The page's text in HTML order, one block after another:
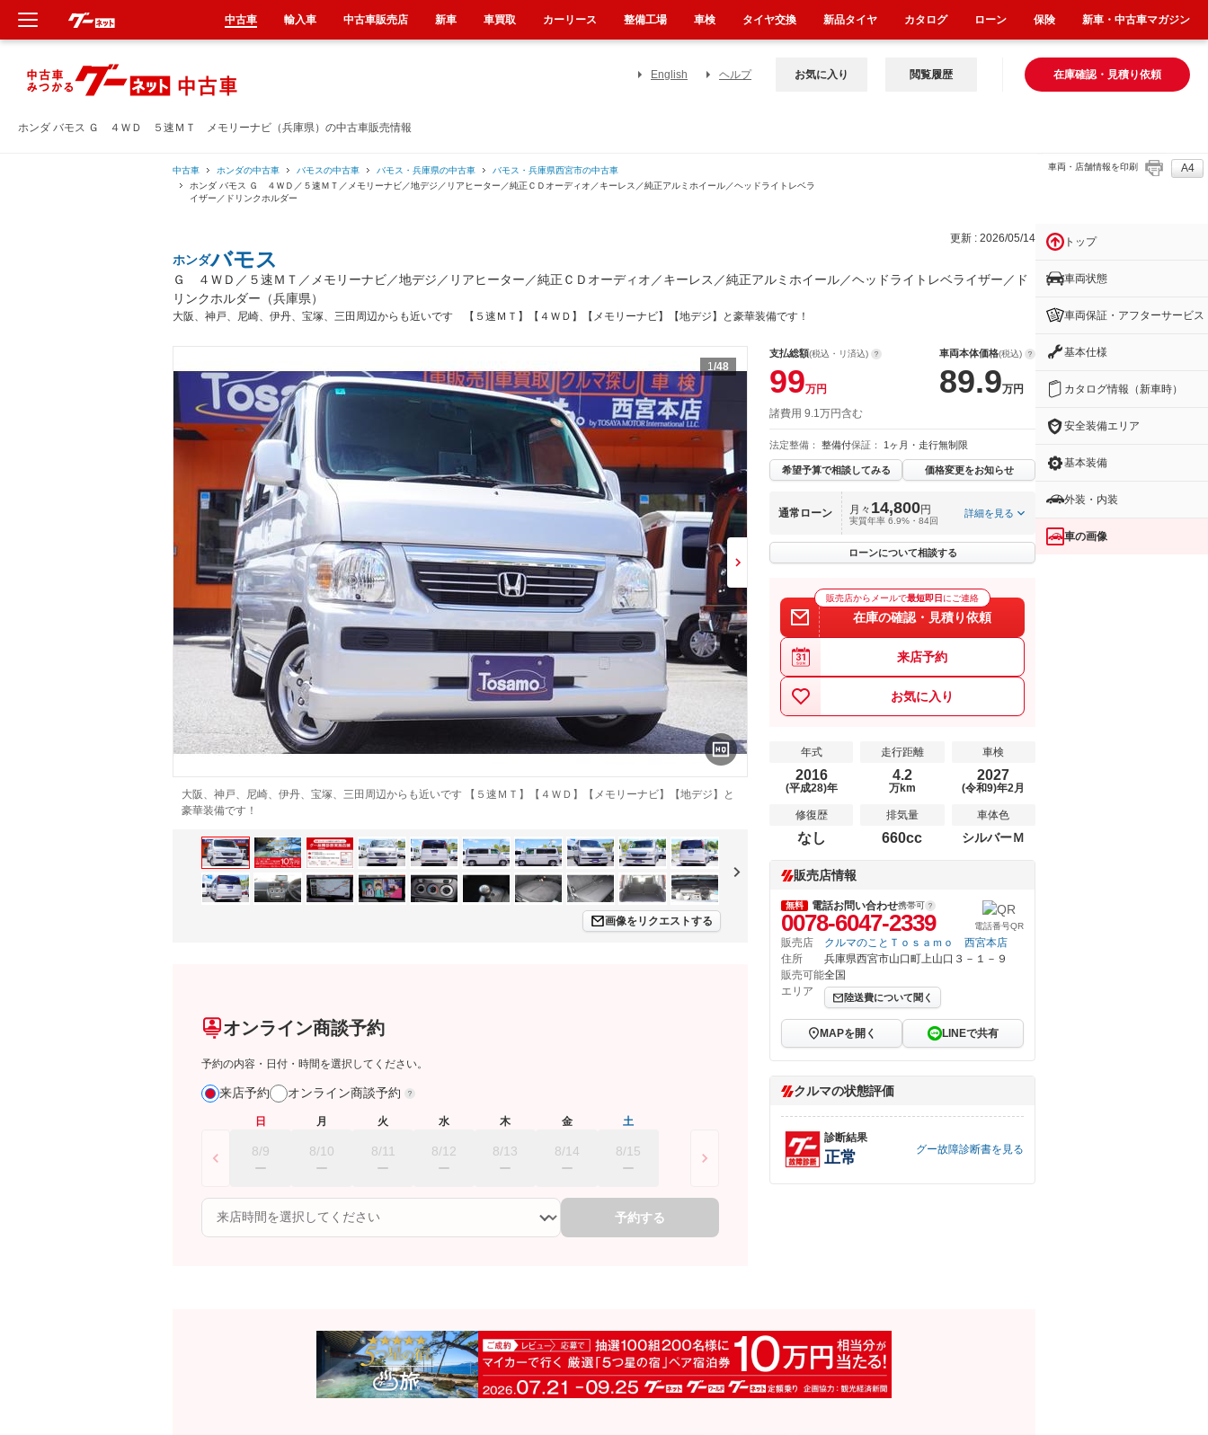
ホンダ バモス Ｇ ４ＷＤ ５速ＭＴ メモリーナビ（兵庫県）の中古車販売情報
English ヘルプ 在庫確認・見積り依頼
お気に入り 閲覧履歴
中古車 ホンダの中古車 バモスの中古車 バモス・兵庫県の中古車
バモス・兵庫県西宮市の中古車
ホンダ バモス Ｇ ４ＷＤ／５速ＭＴ／メモリーナビ／地デジ／リアヒーター／純正ＣＤオーディオ／キーレス／純正アルミホイール／ヘッドライトレベラ
イザー／ドリンクホルダー
車両・店舗情報を印刷 A4
更新 : 2026/05/14
ホンダバモス
Ｇ ４ＷＤ／５速ＭＴ／メモリーナビ／地デジ／リアヒーター／純正ＣＤオーディオ／キーレス／純正アルミホイール／ヘッドライトレベライザー／ド
リンクホルダー（兵庫県）
大阪、神戸、尼崎、伊丹、宝塚、三田周辺からも近いです 【５速ＭＴ】【４ＷＤ】【メモリーナビ】【地デジ】と豪華装備です！
1/48
大阪、神戸、尼崎、伊丹、宝塚、三田周辺からも近いです 【５速ＭＴ】【４ＷＤ】【メモリーナビ】【地デジ】と
豪華装備です！
画像をリクエストする
オンライン商談予約
予約の内容・日付・時間を選択してください。
来店予約 オンライン商談予約
日
8/9
月
8/10
火
8/11
水
8/12
木
8/13
金
8/14
土
8/15
予約する
支払総額(税込・リ済込)
99万円
車両本体価格(税込)
89.9万円
諸費用 9.1万円含む
法定整備： 整備付保証： 1ヶ月・走行無制限
希望予算で相談してみる 価格変更をお知らせ
通常ローン 月々 14,800円
実質年率 6.9%・84回
詳細を見る
ローンについて相談する
販売店からメールで最短即日 にご連絡
在庫の確認・見積り依頼
来店予約
お気に入り
年式
2016
(平成28)年
走行距離
4.2
万km
車検
2027
(令和9)年2月
修復歴
なし
排気量
660cc
車体色
シルバーＭ
販売店情報
無料 電話お問い合わせ携帯可
0078-6047-2339 電話番号QR
販売店
クルマのことＴｏｓａｍｏ 西宮本店
住所
兵庫県西宮市山口町上山口３－１－９
販売可能
エリア
全国
陸送費について聞く
MAPを開く LINEで共有
クルマの状態評価
診断結果
正常 グー故障診断書を見る
トップ
車両状態
車両保証・アフターサービス
基本仕様
カタログ情報（新車時）
安全装備エリア
基本装備
外装・内装
車の画像
中古車 輸入車 中古車販売店 新車 車買取 カーリース 整備工場 車検 タイヤ交換 新品タイヤ カタログ ローン 保険 新車・中古車マガジン
新車
中古車